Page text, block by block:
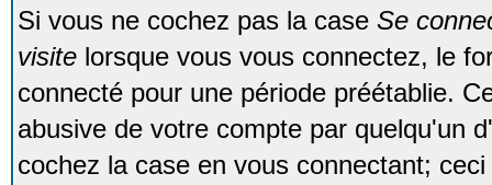
Si vous ne cochez pas la case Se
visite lorsque vous vous connectez, le
connecté pour une période préétablie.
abusive de votre compte par quelqu'un
cochez la case en vous connectant;